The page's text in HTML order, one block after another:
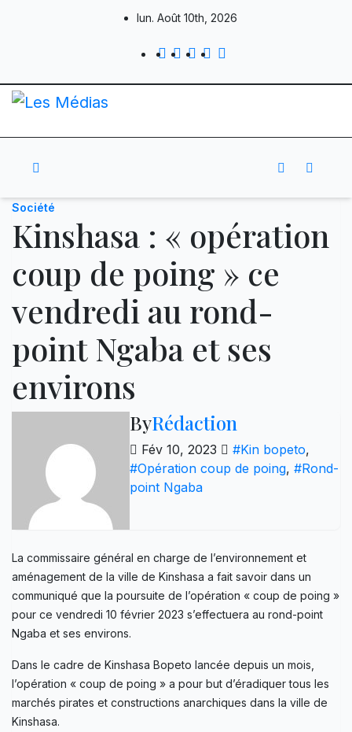
lun. Août 10th, 2026
Société
Kinshasa : « opération
coup de poing » ce
vendredi au rond-
point Ngaba et ses
environs
ByRédaction
Fév 10, 2023 #Kin bopeto,
#Opération coup de poing, #Rond-
point Ngaba
La commissaire général en charge de l’environnement et
aménagement de la ville de Kinshasa a fait savoir dans un
communiqué que la poursuite de l’opération « coup de poing »
pour ce vendredi 10 février 2023 s’effectuera au rond-point
Ngaba et ses environs.
Dans le cadre de Kinshasa Bopeto lancée depuis un mois,
l’opération « coup de poing » a pour but d’éradiquer tous les
marchés pirates et constructions anarchiques dans la ville de
Kinshasa.